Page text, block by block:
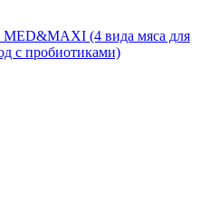
(4 вида мяса для
с пробиотиками)